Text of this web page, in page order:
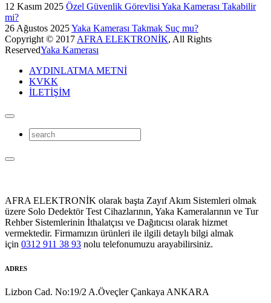
12 Kasım 2025 Özel Güvenlik Görevlisi Yaka Kamerası Takabilir
mi?
26 Ağustos 2025Yaka Kamerası Takmak Suç mu?
Copyright © 2017 AFRA ELEKTRONİK, All Rights
ReservedYaka Kamerası
AYDINLATMA METNİ
KVKK
İLETİŞİM
AFRA ELEKTRONİK olarak başta Zayıf Akım Sistemleri olmak
üzere Solo Dedektör Test Cihazlarının, Yaka Kameralarının ve Tur
Rehber Sistemlerinin İthalatçısı ve Dağıtıcısı olarak hizmet
vermektedir. Firmamızın ürünleri ile ilgili detaylı bilgi almak
için 0312 911 38 93 nolu telefonumuzu arayabilirsiniz.
ADRES
Lizbon Cad. No:19/2 A.Öveçler Çankaya ANKARA